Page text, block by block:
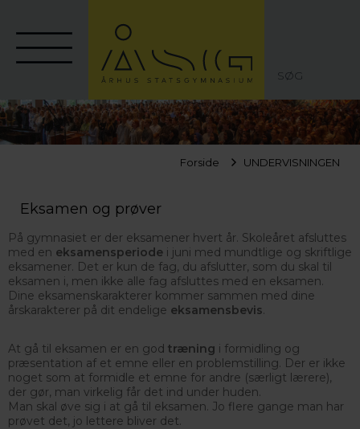
SØG
Forside UNDERVISNINGEN
Eksamen og prøver
På gymnasiet er der eksamener hvert år. Skoleåret afsluttes
med en eksamensperiode i juni med mundtlige og skriftlige
eksamener. Det er kun de fag, du afslutter, som du skal til
eksamen i, men ikke alle fag afsluttes med en eksamen.
Dine eksamenskarakterer kommer sammen med dine
årskarakterer på dit endelige eksamensbevis.
At gå til eksamen er en god træning i formidling og
præsentation af et emne eller en problemstilling. Der er ikke
noget som at formidle et emne for andre (særligt lærere),
der gør, man virkelig får det ind under huden.
Man skal øve sig i at gå til eksamen. Jo flere gange man har
prøvet det, jo lettere bliver det.